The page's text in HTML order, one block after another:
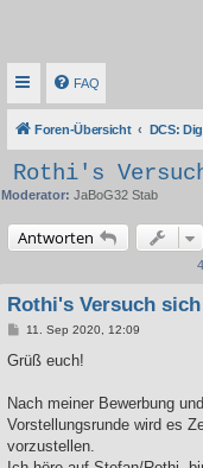
FAQ
Foren-Übersicht DCS:
Rothi's
Moderator: JaBoG32 Stab
Antworten
Rothi's Versuch
B
i
a
11. Sep 2020, 12:09
Grüß euch!
Nach meiner Bewerbung
Vorstellungsrunde wird es
vorzustellen.